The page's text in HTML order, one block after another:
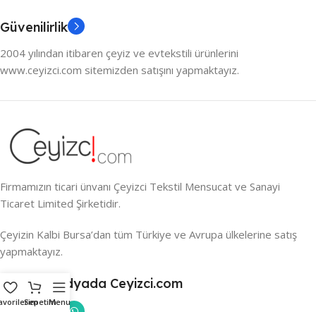
Güvenilirlik
2004 yılından itibaren çeyiz ve evtekstili ürünlerini
www.ceyizci.com sitemizden satışını yapmaktayız.
Firmamızın ticari ünvanı Çeyizci Tekstil Mensucat ve Sanayi
Ticaret Limited Şirketidir.
Çeyizin Kalbi Bursa’dan tüm Türkiye ve Avrupa ülkelerine satış
yapmaktayız.
Sosyal Medyada Ceyizci.com
SepetimMenu